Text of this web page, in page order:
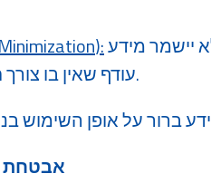
):
עודף שאין בו צורך חינוכי, תפעולי או חוקי.
אבטחת